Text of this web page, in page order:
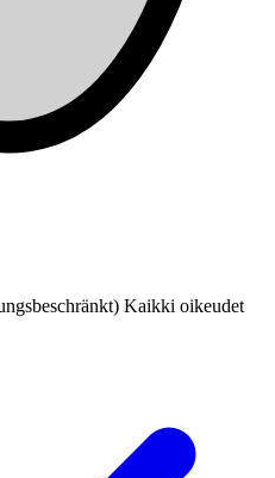
Kaikki oikeudet